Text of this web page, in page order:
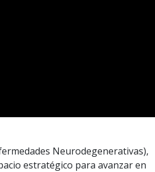
Neurodegenerativas),
estratégico para avanzar en